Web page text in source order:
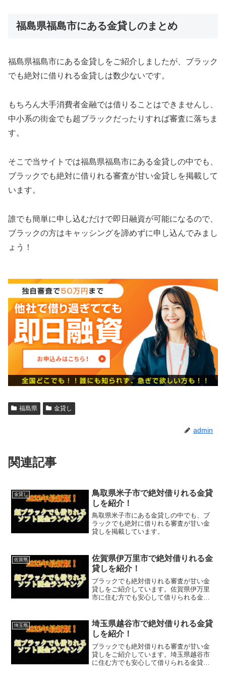
福島県福島市にある金貸しのまとめ
福島県福島市にある金貸しをご紹介しましたが、ブラック
でも絶対に借りれる金貸しは数少ないです。
もちろん大手消費者金融では借りることはできませんし、
中小系の街金でも超ブラックだったりすれば審査に落ちま
す。
そこで当サイトでは福島県福島市にある金貸しの中でも、
ブラックでも絶対に借りれる審査が甘い金貸しを掲載して
います。
誰でも簡単に申し込むだけで即日融資が可能になるので、
ブラックの方はキャッシングを諦めずに申し込んでみまし
ょう！
福島県 金貸し
admin
関連記事
金貸し
鳥取県米子市で絶対借りれる金貸
しを紹介！
鳥取県米子市にある金貸しの中でも、ブ
ラックでも絶対に借りれる審査が甘い金
貸しを掲載しています。
佐賀県
佐賀県伊万里市で絶対借りれる金
貸しを紹介！
ブラックでも絶対借りれる審査が甘い金
貸しをご紹介しています。佐賀県伊万里
市に住む方でも安心して借りられる金貸
はなく、国または佐賀県伊万里市で貸金
業登録をしている正規の金...
埼玉県
埼玉県越谷市で絶対借りれる金貸
しを紹介！
ブラックでも絶対借りれる審査が甘い金
貸しをご紹介しています。埼玉県越谷市
に住む方でも安心して借りられる金貸し